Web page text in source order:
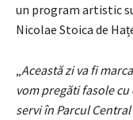
un program artistic
Nicolae Stoica de
Această zi va fi
vom pregăti fasole
servi în Parcul